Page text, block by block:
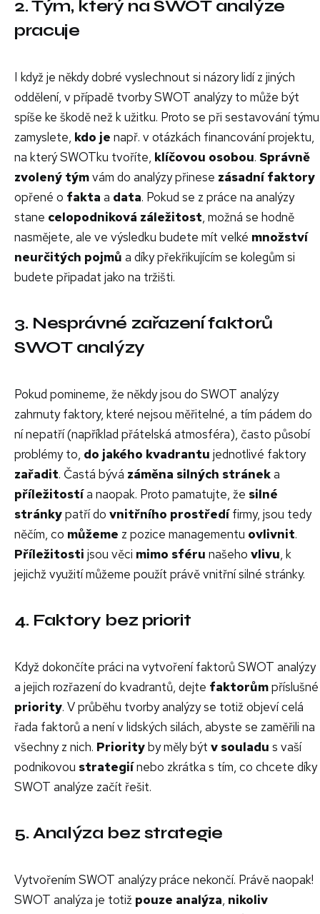
2. Tým, který na SWOT analýze
pracuje
I když je někdy dobré vyslechnout si názory lidí z jiných
oddělení, v případě tvorby SWOT analýzy to může být
spíše ke škodě než k užitku. Proto se při sestavování týmu
zamyslete, kdo je např. v otázkách financování projektu,
na který SWOTku tvoříte, klíčovou osobou. Správně
zvolený týmvám do analýzy přinese zásadní faktory
opřené o fakta a data. Pokud se z práce na analýzy
stane celopodniková záležitost, možná se hodně
nasmějete, ale ve výsledku budete mít velké množství
neurčitých pojmů a díky překřikujícím se kolegům si
budete připadat jako na tržišti.
3. Nesprávné zařazení faktorů
SWOT analýzy
Pokud pomineme, že někdy jsou do SWOT analýzy
zahrnuty faktory, které nejsou měřitelné, a tím pádem do
ní nepatří (například přátelská atmosféra), často působí
problémy to, do jakého kvadrantu jednotlivé faktory
zařadit. Častá bývá záměna silných stráneka
příležitostía naopak. Proto pamatujte, že silné
stránkypatří do vnitřního prostředífirmy, jsou tedy
něčím, co můžeme z pozice managementu ovlivnit.
Příležitosti jsou věci mimo sféru našeho vlivu, k
jejichž využití můžeme použít právě vnitřní silné stránky.
4. Faktory bez priorit
Když dokončíte práci na vytvoření faktorů SWOT analýzy
a jejich rozřazení do kvadrantů, dejte faktorůmpříslušné
priority. V průběhu tvorby analýzy se totiž objeví celá
řada faktorů a není v lidských silách, abyste se zaměřili na
všechny z nich. Priorityby měly být v souladu s vaší
podnikovou strategiínebo zkrátka s tím, co chcete díky
SWOT analýze začít řešit.
5. Analýza bez strategie
Vytvořením SWOT analýzy práce nekončí. Právě naopak!
SWOT analýza je totiž pouze analýza, nikoliv